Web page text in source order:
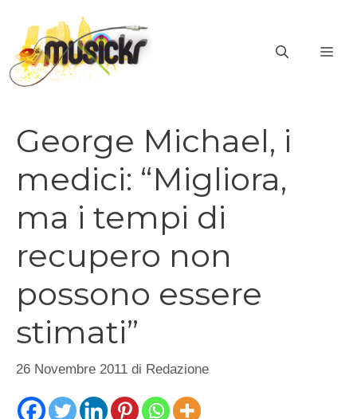
contenuto
George Michael, i
medici: “Migliora,
ma i tempi di
recupero non
possono essere
stimati”
26 Novembre 2011 di Redazione